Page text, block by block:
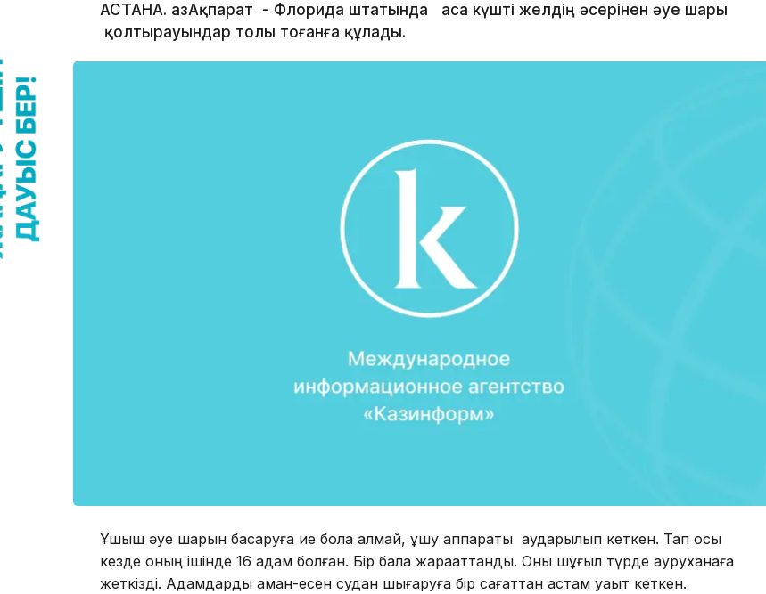
АСТАНА. ҚазАқпарат - Флорида штатында аса күшті желдің әсерінен әуе шары
қолтырауындар толы тоғанға құлады.
Ұшқыш әуе шарын басқаруға ие бола алмай, ұшу аппараты аударылып кеткен. Тап осы
кезде оның ішінде 16 адам болған. Бір бала жарақаттанды. Оны шұғыл түрде ауруханаға
жеткізді. Адамдарды аман-есен судан шығаруға бір сағаттан астам уақыт кеткен.